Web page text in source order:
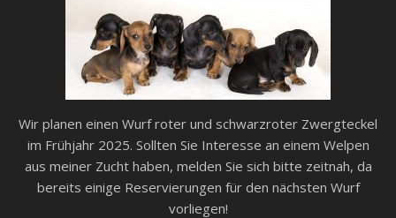
Wir planen einen Wurf roter und schwarzroter Zwergteckel
im Frühjahr 2025. Sollten Sie Interesse an einem Welpen
aus meiner Zucht haben, melden Sie sich bitte zeitnah, da
bereits einige Reservierungen für den nächsten Wurf
vorliegen!